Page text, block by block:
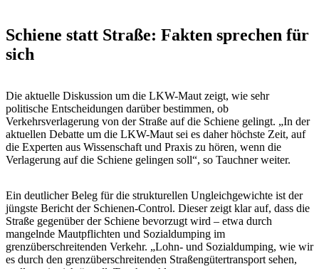
Schiene statt Straße: Fakten sprechen für
sich
Die aktuelle Diskussion um die LKW-Maut zeigt, wie sehr
politische Entscheidungen darüber bestimmen, ob
Verkehrsverlagerung von der Straße auf die Schiene gelingt. „In der
aktuellen Debatte um die LKW-Maut sei es daher höchste Zeit, auf
die Experten aus Wissenschaft und Praxis zu hören, wenn die
Verlagerung auf die Schiene gelingen soll“, so Tauchner weiter.
Ein deutlicher Beleg für die strukturellen Ungleichgewichte ist der
jüngste Bericht der Schienen-Control. Dieser zeigt klar auf, dass die
Straße gegenüber der Schiene bevorzugt wird – etwa durch
mangelnde Mautpflichten und Sozialdumping im
grenzüberschreitenden Verkehr. „Lohn- und Sozialdumping, wie wir
es durch den grenzüberschreitenden Straßengütertransport sehen,